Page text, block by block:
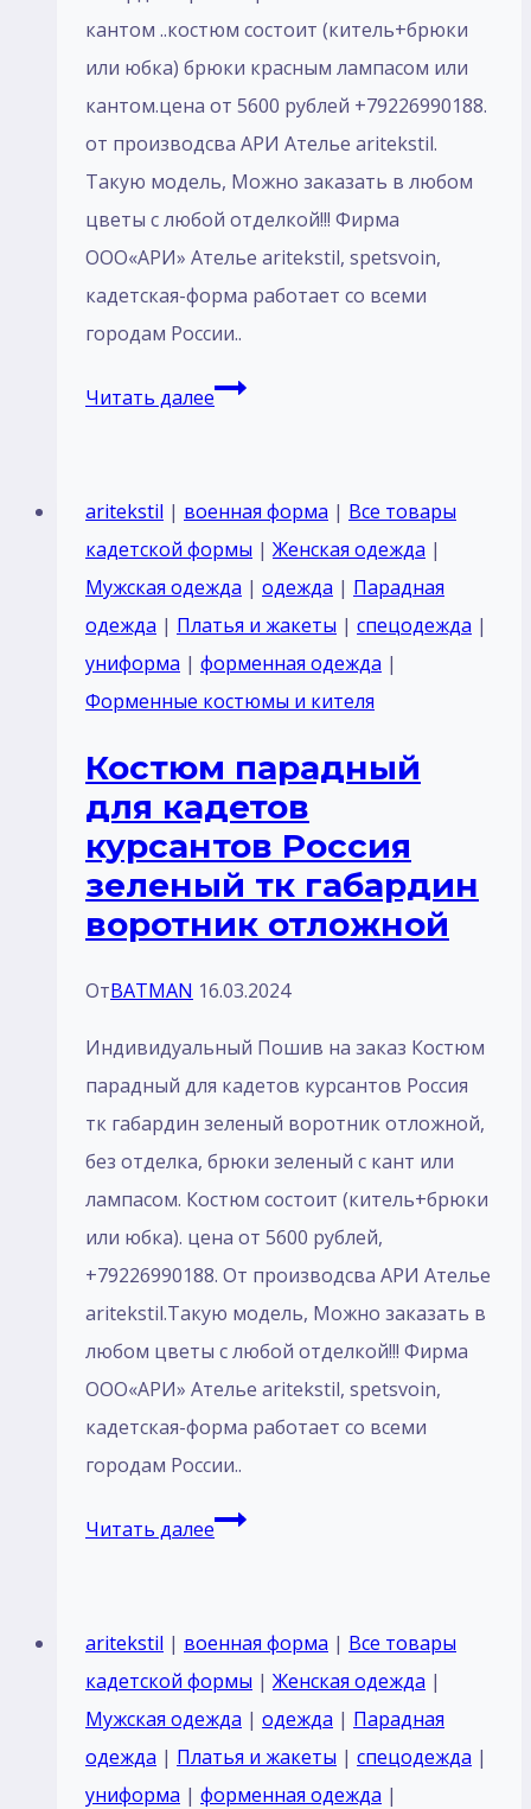
кантом ..костюм состоит (китель+брюки
или юбка) брюки красным лaмпасом или
кантом.цена от 5600 рублей +79226990188.
от производсва АРИ Ателье aritekstil.
Такую модель, Mожно заказать в любом
цветы с любой отделкой!!! Фирма
ООО«АРИ» Ателье aritekstil, spetsvoin,
кадетская-форма работает со всеми
городам России..
Читать далееПошив
для
кадетов
курсантов
Россия
Темный
синий
отложной
отделка
цвет
красным
тк
ш
или
aritekstil | военная форма | Все товары
кадетской формы | Женская одежда |
Мужская одежда | одежда | Парадная
одежда | Платья и жакеты | спецодежда |
униформа | форменная одежда |
Форменные костюмы и кителя
Костюм парадный
для кадетов
курсантов Россия
зеленый тк габардин
воротник отложной
ОтBATMAN 16.03.2024
Индивидуальный Пошив на заказ Костюм
парадный для кадетов курсантов Россия
тк габардин зеленый воротник отложной,
без отделка, брюки зеленый с кант или
лампасом. Костюм состоит (китель+брюки
или юбка). цена от 5600 рублей,
+79226990188. От производсва АРИ Ателье
aritekstil.Такую модель, Mожно заказать в
любом цветы с любой отделкой!!! Фирма
ООО«АРИ» Ателье aritekstil, spetsvoin,
кадетская-форма работает со всеми
городам России..
Читать далееКостюм
кадетов
курсантов
Россия
зеленый
тк
aritekstil | военная форма | Все товары
кадетской формы | Женская одежда |
Мужская одежда | одежда | Парадная
одежда | Платья и жакеты | спецодежда |
униформа | форменная одежда |